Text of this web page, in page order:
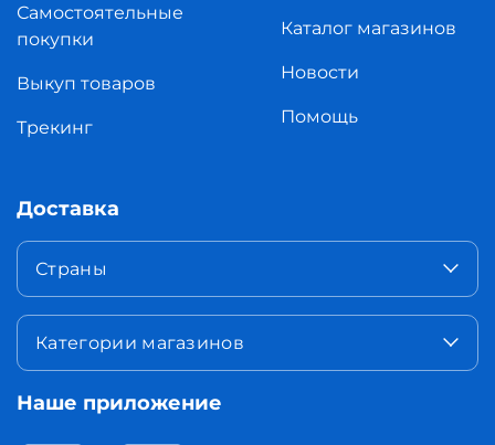
Самостоятельные
покупки
Выкуп товаров
Трекинг
Каталог магазинов
Новости
Помощь
Доставка
Страны
Категории магазинов
Наше приложение